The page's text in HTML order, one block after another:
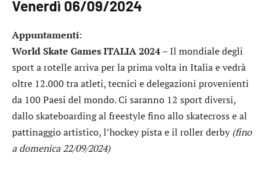
Venerdì 06/09/2024
Appuntamenti:
World Skate Games ITALIA 2024– Il mondiale degli
sport a rotelle arriva per la prima volta in Italia e vedrà
oltre 12.000 tra atleti, tecnici e delegazioni provenienti
da 100 Paesi del mondo. Ci saranno 12 sport diversi,
dallo skateboarding al freestyle fino allo skatecross e al
pattinaggio artistico, l’hockey pista e il roller derby(fino
a domenica 22/09/2024)